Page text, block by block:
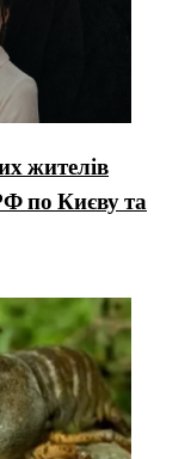
жителів
по Києву та